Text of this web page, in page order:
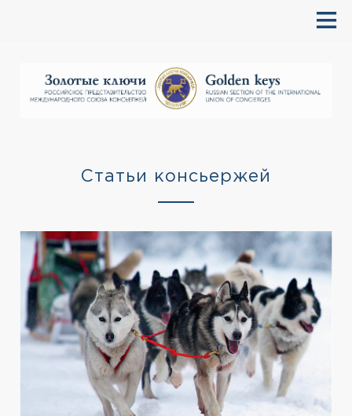
Статьи консьержей